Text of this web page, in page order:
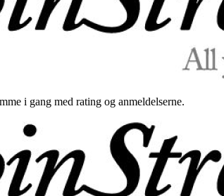
i gang med rating og anmeldelserne.